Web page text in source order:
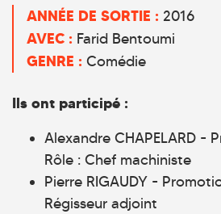
ANNÉE DE SORTIE : 2016
AVEC : Farid Bentoumi
GENRE : Comédie
Ils ont participé :
Alexandre CHAPELARD -
Rôle : Chef machiniste
Pierre RIGAUDY -
Régisseur adjoint